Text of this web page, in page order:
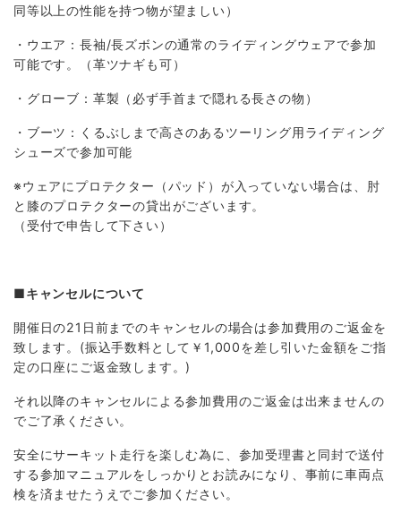
同等以上の性能を持つ物が望ましい）
・ウエア：長袖/長ズボンの通常のライディングウェアで参加
可能です。（革ツナギも可）
・グローブ：革製（必ず手首まで隠れる長さの物）
・ブーツ：くるぶしまで高さのあるツーリング用ライディング
シューズで参加可能
※ウェアにプロテクター（パッド）が入っていない場合は、肘
と膝のプロテクターの貸出がございます。
（受付で申告して下さい）
■キャンセルについて
開催日の21日前までのキャンセルの場合は参加費用のご返金を
致します。(振込手数料として￥1,000を差し引いた金額をご指
定の口座にご返金致します。)
それ以降のキャンセルによる参加費用のご返金は出来ませんの
でご了承ください。
安全にサーキット走行を楽しむ為に、参加受理書と同封で送付
する参加マニュアルをしっかりとお読みになり、事前に車両点
検を済ませたうえでご参加ください。